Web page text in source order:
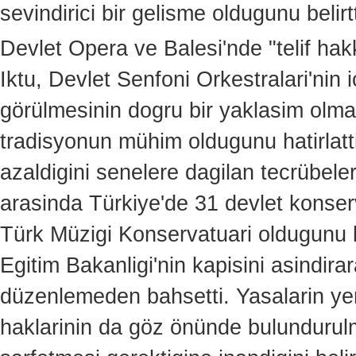
sevindirici bir gelisme oldugunu
Devlet Opera ve Balesi'nde "telif
Iktu, Devlet Senfoni Orkestralari'nin
görülmesinin dogru bir yaklasim
tradisyonun mühim oldugunu
azaldigini senelere dagilan
arasinda Türkiye'de 31 devlet
Türk Müzigi Konservatuari
Egitim Bakanligi'nin kapisini
düzenlemeden bahsetti. Yasalarin
haklarinin da göz önünde